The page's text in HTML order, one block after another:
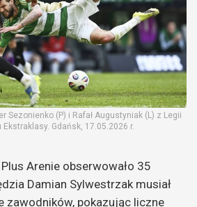
Sezonienko (P) i Rafał Augustyniak (L) z Legii
Gdańsk, 17.05.2026 r.
Arenie obserwowało 35
Damian Sylwestrzak musiał
zawodników, pokazując liczne